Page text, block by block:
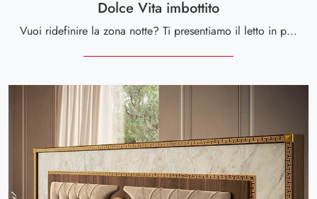
Dolce Vita imbottito
Vuoi ridefinire la zona notte? Ti presentiamo il letto in pelle Dolce Vita imbottito di Arredoclassic per spazi classici.